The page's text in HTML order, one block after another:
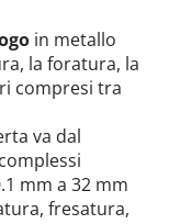
in metallo
la foratura, la
compresi tra
va dal
mm a 32 mm
fresatura,